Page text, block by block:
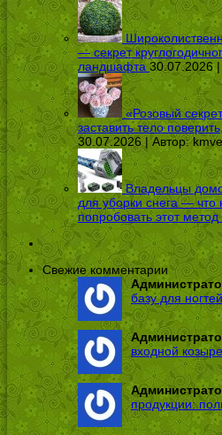
— секрет
ландшафта 30.07.2026
«Розовый
заставить тело
30.07.2026 | Автор:
Владельцы
для уборки снега — что
попробовать этот метод
Свежие комментарии
базу для ногтей
входной
продукции: